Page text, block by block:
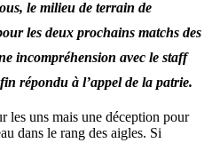
le milieu de terrain de
les deux prochains matchs des
incompréhension avec le staff
répondu à l’appel de la patrie.
les uns mais une déception pour
dans le rang des aigles. Si